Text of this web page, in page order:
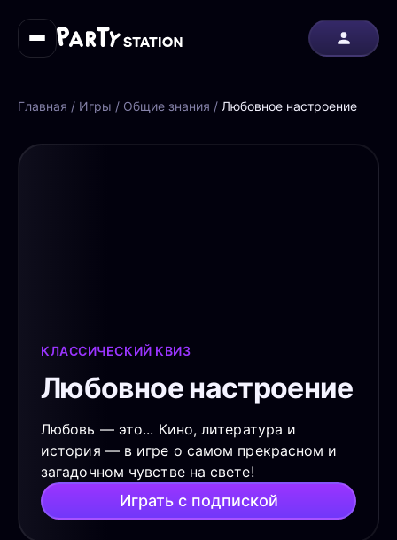
Главная / Игры / Общие знания / Любовное настроение
КЛАССИЧЕСКИЙ КВИЗ
Любовное настроение
Любовь — это... Кино, литература и
история — в игре о самом прекрасном и
загадочном чувстве на свете!
Играть с подпиской